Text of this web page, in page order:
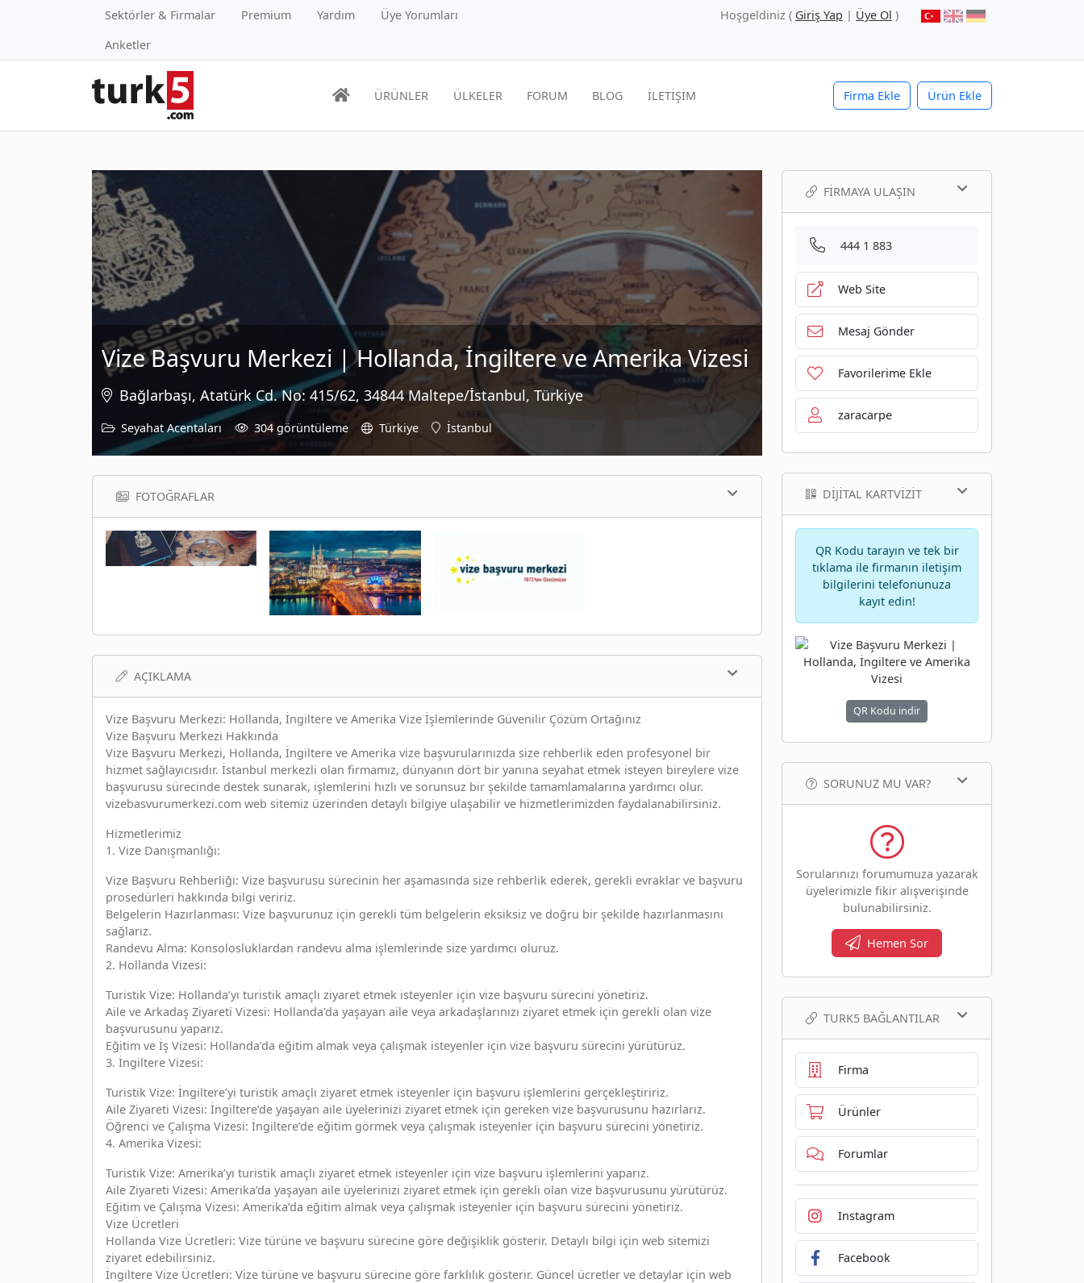
Sektörler & Firmalar Premium Yardım
Üye Yorumları
Anketler
Hoşgeldiniz ( Giriş Yap | Üye Ol )
Firma Ekle Ürün Ekle
ÜRÜNLER ÜLKELER FORUM BLOG İLETİŞİM
Vize Başvuru Merkezi | Hollanda, İngiltere ve Amerika Vizesi
Bağlarbaşı, Atatürk Cd. No: 415/62, 34844 Maltepe/İstanbul, Türkiye
Seyahat Acentaları 304 görüntüleme Türkiye İstanbul
FOTOĞRAFLAR
AÇIKLAMA
Vize Başvuru Merkezi: Hollanda, İngiltere ve Amerika Vize İşlemlerinde Güvenilir Çözüm Ortağınız
Vize Başvuru Merkezi Hakkında
Vize Başvuru Merkezi, Hollanda, İngiltere ve Amerika vize başvurularınızda size rehberlik eden profesyonel bir
hizmet sağlayıcısıdır. İstanbul merkezli olan firmamız, dünyanın dört bir yanına seyahat etmek isteyen bireylere vize
başvurusu sürecinde destek sunarak, işlemlerini hızlı ve sorunsuz bir şekilde tamamlamalarına yardımcı olur.
vizebasvurumerkezi.com web sitemiz üzerinden detaylı bilgiye ulaşabilir ve hizmetlerimizden faydalanabilirsiniz.
Hizmetlerimiz
1. Vize Danışmanlığı:
Vize Başvuru Rehberliği: Vize başvurusu sürecinin her aşamasında size rehberlik ederek, gerekli evraklar ve başvuru
prosedürleri hakkında bilgi veririz.
Belgelerin Hazırlanması: Vize başvurunuz için gerekli tüm belgelerin eksiksiz ve doğru bir şekilde hazırlanmasını
sağlarız.
Randevu Alma: Konsolosluklardan randevu alma işlemlerinde size yardımcı oluruz.
2. Hollanda Vizesi:
Turistik Vize: Hollanda’yı turistik amaçlı ziyaret etmek isteyenler için vize başvuru sürecini yönetiriz.
Aile ve Arkadaş Ziyareti Vizesi: Hollanda’da yaşayan aile veya arkadaşlarınızı ziyaret etmek için gerekli olan vize
başvurusunu yaparız.
Eğitim ve İş Vizesi: Hollanda’da eğitim almak veya çalışmak isteyenler için vize başvuru sürecini yürütürüz.
3. İngiltere Vizesi:
Turistik Vize: İngiltere’yi turistik amaçlı ziyaret etmek isteyenler için başvuru işlemlerini gerçekleştiririz.
Aile Ziyareti Vizesi: İngiltere’de yaşayan aile üyelerinizi ziyaret etmek için gereken vize başvurusunu hazırlarız.
Öğrenci ve Çalışma Vizesi: İngiltere’de eğitim görmek veya çalışmak isteyenler için başvuru sürecini yönetiriz.
4. Amerika Vizesi:
Turistik Vize: Amerika’yı turistik amaçlı ziyaret etmek isteyenler için vize başvuru işlemlerini yaparız.
Aile Ziyareti Vizesi: Amerika’da yaşayan aile üyelerinizi ziyaret etmek için gerekli olan vize başvurusunu yürütürüz.
Eğitim ve Çalışma Vizesi: Amerika’da eğitim almak veya çalışmak isteyenler için başvuru sürecini yönetiriz.
Vize Ücretleri
Hollanda Vize Ücretleri: Vize türüne ve başvuru sürecine göre değişiklik gösterir. Detaylı bilgi için web sitemizi
ziyaret edebilirsiniz.
İngiltere Vize Ücretleri: Vize türüne ve başvuru sürecine göre farklılık gösterir. Güncel ücretler ve detaylar için web
FIRMAYA ULAŞIN
444 1 883
Web Site
Mesaj Gönder
Favorilerime Ekle
zaracarpe
DIJITAL KARTVIZIT
QR Kodu tarayın ve tek bir
tıklama ile firmanın iletişim
bilgilerini telefonunuza
kayıt edin!
QR Kodu indir
SORUNUZ MU VAR?
Sorularınızı forumumuza yazarak
üyelerimizle fikir alışverişinde
bulunabilirsiniz.
Hemen Sor
TURK5 BAĞLANTILAR
Firma
Ürünler
Forumlar
Instagram
Facebook